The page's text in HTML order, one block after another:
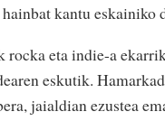
kantu eskainiko
rocka eta indie-a
eskutik.
jaialdian ezustea